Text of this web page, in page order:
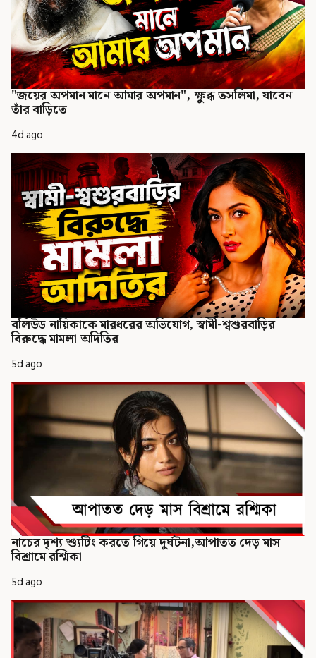
"জয়ের অপমান মানে আমার অপমান", ক্ষুব্ধ তসলিমা, যাবেন
তাঁর বাড়িতে
4d ago
বলিউড নায়িকাকে মারধরের অভিযোগ, স্বামী-শ্বশুরবাড়ির
বিরুদ্ধে মামলা অদিতির
5d ago
নাচের দৃশ্য শ্যুটিং করতে গিয়ে দুর্ঘটনা,আপাতত দেড় মাস
বিশ্রামে রশ্মিকা
5d ago